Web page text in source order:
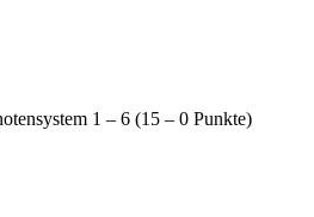
1 – 6 (15 – 0 Punkte)